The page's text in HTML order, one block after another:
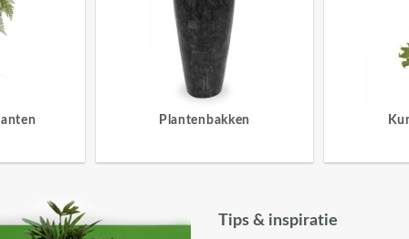
Plantenbakken
Tips & inspiratie